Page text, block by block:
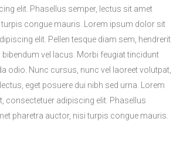
elit. Phasellus semper, lectus sit amet
congue mauris. Lorem ipsum dolor sit
elit. Pellen tesque diam sem, hendrerit
vel lacus. Morbi feugiat tincidunt
odio. Nunc cursus, nunc vel laoreet volutpat,
eget posuere dui nibh sed urna. Lorem
consectetuer adipiscing elit. Phasellus
pharetra auctor, nisi turpis congue mauris.